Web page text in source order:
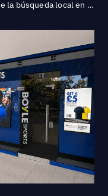
BOYLE Sports convierte la búsqueda local en afluencia